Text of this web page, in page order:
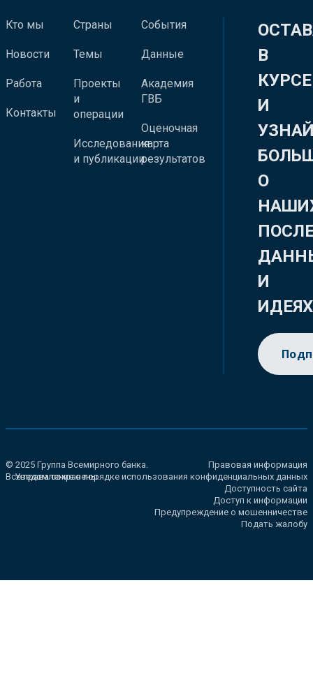
Кто мы
Новости
Работа
Контакты
Страны
Темы
Проекты
и
операции
Исследования
и публикации
События
Данные
Академия
ГВБ
Оценочная
карта
результатов
В
КУРСЕ
И
О
И
ИДЕЯХ
© 2025 Группа Всемирного банка.
Все права сохранены.
Правовая информация
Уведомление о порядке использования конфиденциальных данных
Доступность сайта
Доступ к информации
Предупреждение о мошенничестве
Подать жалобу